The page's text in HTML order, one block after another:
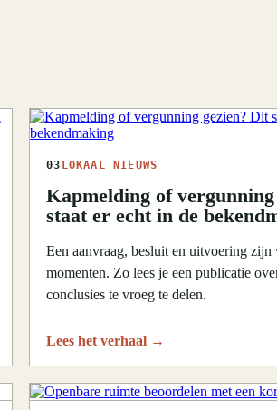
03 LOKAAL NIEUWS
Kapmelding of
staat er echt in de
Een aanvraag, besluit en uitvoering zijn
momenten. Zo lees je een publicatie
conclusies te vroeg te delen.
Lees het verhaal →